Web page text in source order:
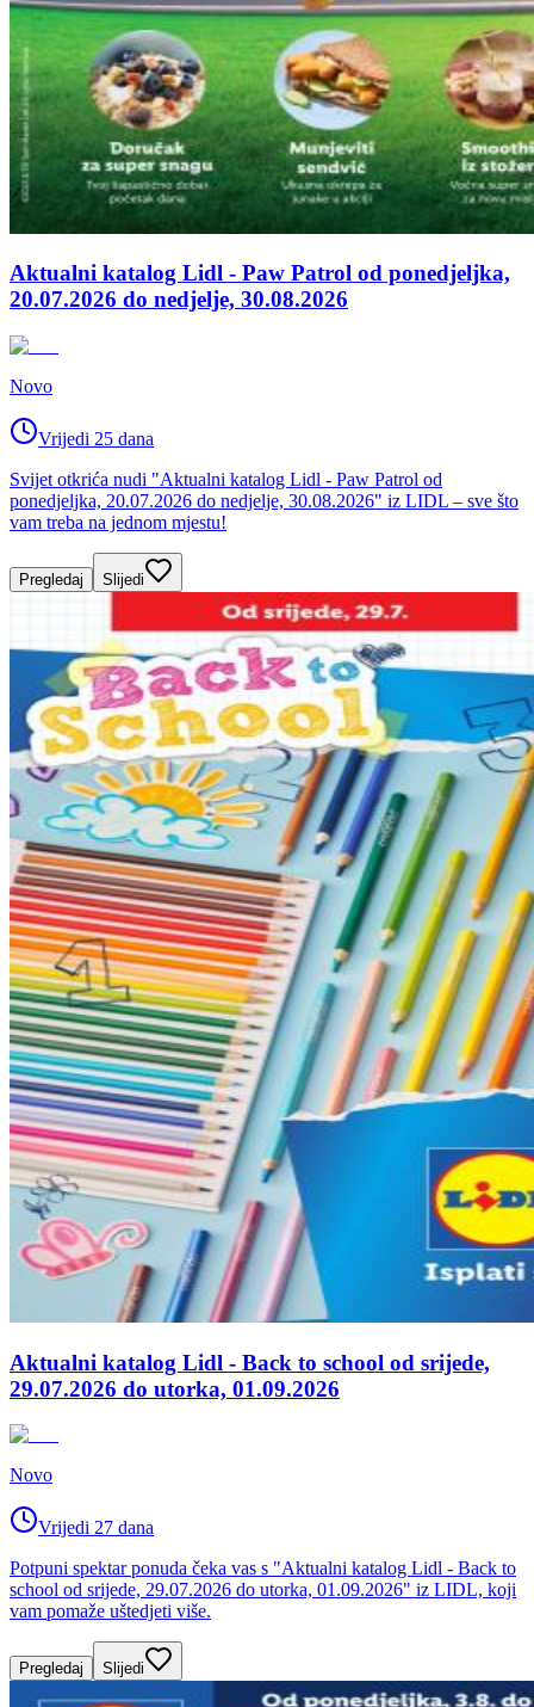
Aktualni katalog Lidl - Paw Patrol od ponedjeljka,
20.07.2026 do nedjelje, 30.08.2026
Novo
Vrijedi 25 dana
Svijet otkrića nudi "Aktualni katalog Lidl - Paw Patrol od
ponedjeljka, 20.07.2026 do nedjelje, 30.08.2026" iz LIDL – sve što
vam treba na jednom mjestu!
Pregledaj Slijedi
Aktualni katalog Lidl - Back to school od srijede,
29.07.2026 do utorka, 01.09.2026
Novo
Vrijedi 27 dana
Potpuni spektar ponuda čeka vas s "Aktualni katalog Lidl - Back to
school od srijede, 29.07.2026 do utorka, 01.09.2026" iz LIDL, koji
vam pomaže uštedjeti više.
Pregledaj Slijedi